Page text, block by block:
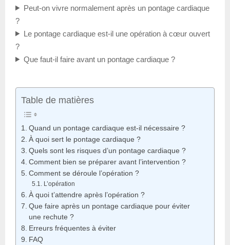
Peut-on vivre normalement après un pontage cardiaque
?
Le pontage cardiaque est-il une opération à cœur ouvert
?
Que faut-il faire avant un pontage cardiaque ?
Table de matières
Quand un pontage cardiaque est-il nécessaire ?
À quoi sert le pontage cardiaque ?
Quels sont les risques d’un pontage cardiaque ?
Comment bien se préparer avant l’intervention ?
Comment se déroule l’opération ?
L’opération
À quoi t’attendre après l’opération ?
Que faire après un pontage cardiaque pour éviter
une rechute ?
Erreurs fréquentes à éviter
FAQ